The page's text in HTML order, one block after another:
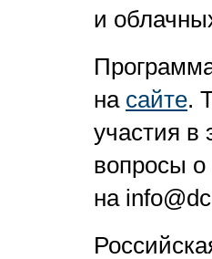
и
на сайте.
участия в
вопросы о
на